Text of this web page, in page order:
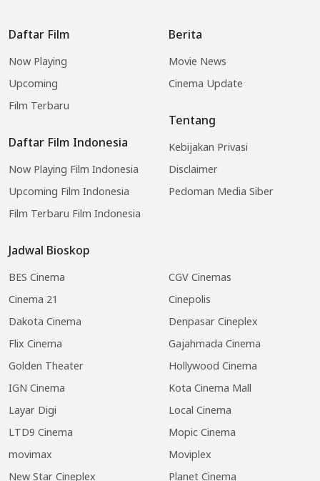
Daftar Film
Now Playing
Upcoming
Film Terbaru
Daftar Film Indonesia
Now Playing Film Indonesia
Upcoming Film Indonesia
Film Terbaru Film Indonesia
Jadwal Bioskop
BES Cinema
CGV Cinemas
Cinema 21
Cinepolis
Dakota Cinema
Denpasar Cineplex
Flix Cinema
Gajahmada Cinema
Golden Theater
Hollywood Cinema
IGN Cinema
Kota Cinema Mall
Layar Digi
Local Cinema
LTD9 Cinema
Mopic Cinema
movimax
Moviplex
New Star Cineplex
Planet Cinema
Berita
Movie News
Cinema Update
Tentang
Kebijakan Privasi
Disclaimer
Pedoman Media Siber